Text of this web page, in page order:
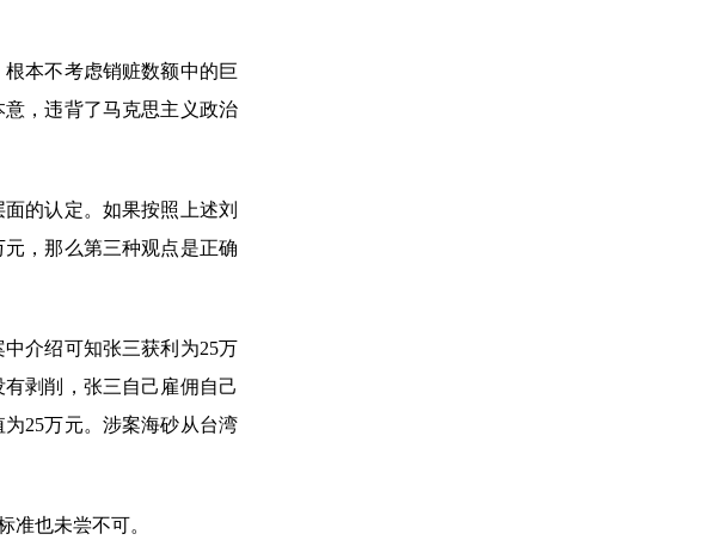
本不考虑销赃数额中的巨
，违背了马克思主义政治
的认定。如果按照上述刘
，那么第三种观点是正确
介绍可知张三获利为25万
剥削，张三自己雇佣自己
25万元。涉案海砂从台湾
准也未尝不可。